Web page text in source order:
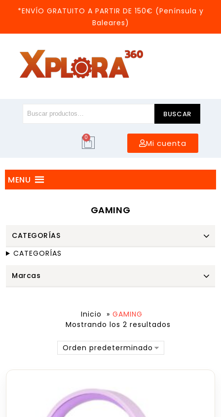
*ENVÍO GRATUITO A PARTIR DE 150€ (Península y
Baleares)
BUSCAR
0
Mi cuenta
MENU
GAMING
Inicio » GAMING
Mostrando los 2 resultados
Orden predeterminado
CATEGORÍAS
CATEGORÍAS
Marcas